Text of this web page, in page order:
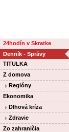
24hodín v Skratke
Denník - Správy
TITULKA
Z domova
Regióny
Ekonomika
Dlhová kríza
Zdravie
Zo zahraničia